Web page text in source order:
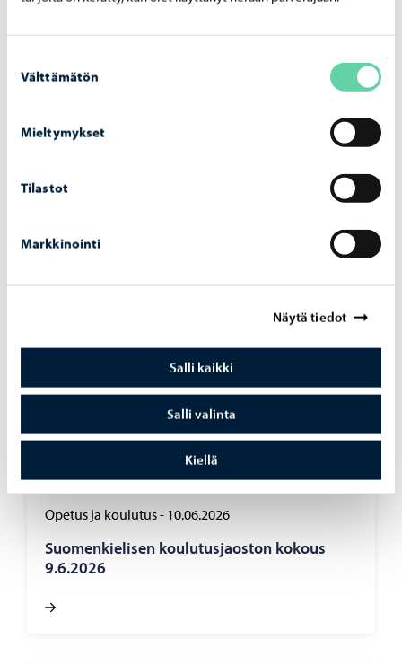
valinta
Välttämätön
Mieltymykset
Tilastot
Markkinointi
Näytä tiedot
Salli kaikki
Salli valinta
Kiellä
Opetus ja koulutus
vis­te­taan hait­ta­si­vus­to­jen la­taa­mi­sen es­tä­
väl­lä pal­ve­lul­la
Opetus ja koulutus- 10.06.2026
Suo­men­kie­li­sen kou­lu­tus­jaos­ton ko­kous
9.6.2026